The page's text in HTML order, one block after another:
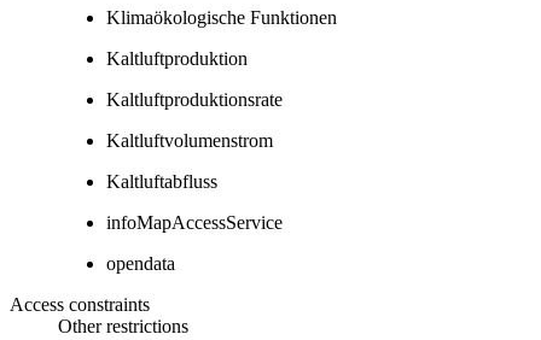
Klimaökologische Funktionen
Kaltluftproduktion
Kaltluftproduktionsrate
Kaltluftvolumenstrom
Kaltluftabfluss
infoMapAccessService
opendata
Access constraints
Other restrictions